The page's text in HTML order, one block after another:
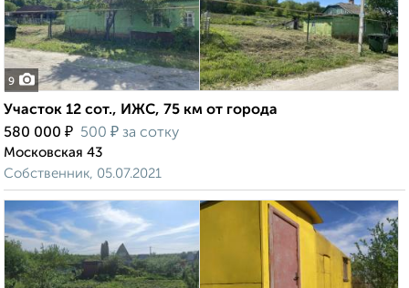
9
Участок 12 сот., ИЖС, 75 км от города
580 000 ₽ 500 ₽ за сотку
Московская 43
Собственник, 05.07.2021